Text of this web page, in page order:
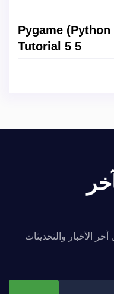
Pygame
Tutorial 5 5
الأخبار والتحديثات